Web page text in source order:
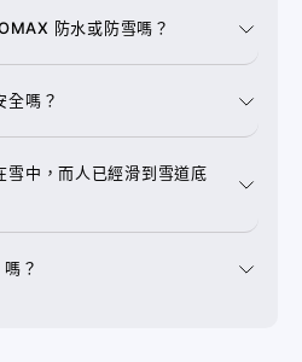
防水或防雪嗎？
全嗎？
中，而人已經滑到雪道底
？